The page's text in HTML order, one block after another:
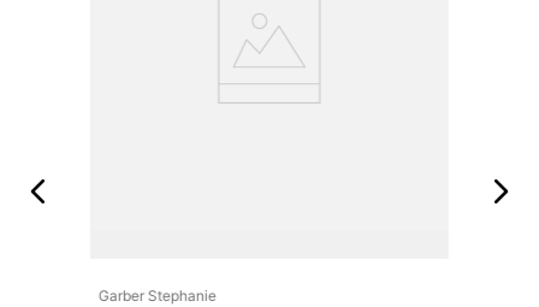
Garber Stephanie